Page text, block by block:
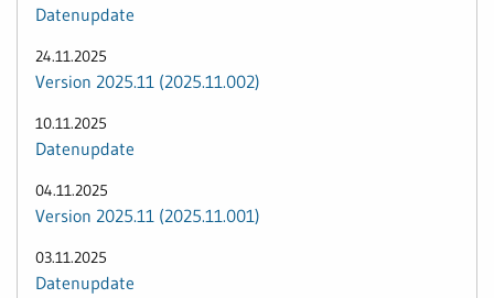
Datenupdate
24.11.2025
Version 2025.11 (2025.11.002)
10.11.2025
Datenupdate
04.11.2025
Version 2025.11 (2025.11.001)
03.11.2025
Datenupdate